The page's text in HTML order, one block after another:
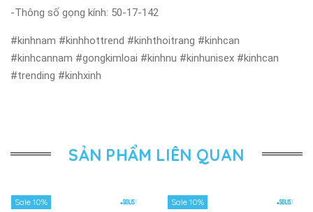
-Thông số gọng kính: 50-17-142
#kinhnam #kinhhottrend #kinhthoitrang #kinhcan
#kinhcannam #gongkimloai #kinhnu #kinhunisex #kinhcan
#trending #kinhxinh
SẢN PHẨM LIÊN QUAN
Sale 10% Sale 10%